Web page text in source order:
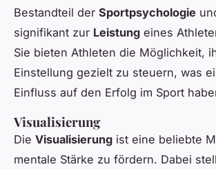
Bestandteil der Sportpsychologie
signifikant zur Leistung eines
Sie bieten Athleten die Möglichkeit,
Einstellung gezielt zu steuern, was
Einfluss auf den Erfolg im Sport
Visualisierung
Die Visualisierung ist eine beliebte
mentale Stärke zu fördern. Dabei